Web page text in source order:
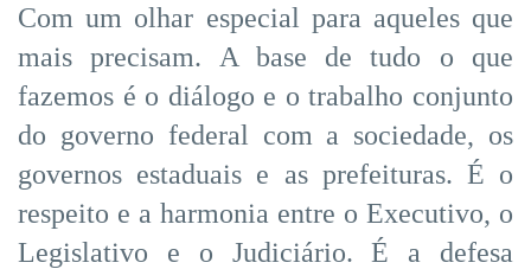
Com um olhar especial para aqueles que
mais precisam. A base de tudo o que
fazemos é o diálogo e o trabalho conjunto
do governo federal com a sociedade, os
governos estaduais e as prefeituras. É o
respeito e a harmonia entre o Executivo, o
Legislativo e o Judiciário. É a defesa